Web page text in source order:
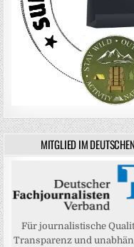
MITGLIED IM
Für journalistische
Transparenz und